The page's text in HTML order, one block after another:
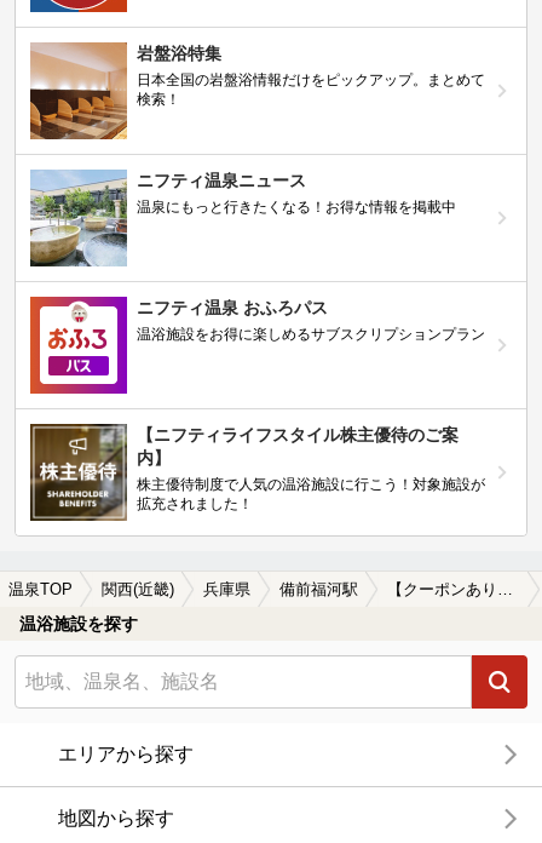
岩盤浴特集
日本全国の岩盤浴情報だけをピックアップ。まとめて
検索！
ニフティ温泉ニュース
温泉にもっと行きたくなる！お得な情報を掲載中
ニフティ温泉 おふろパス
温浴施設をお得に楽しめるサブスクリプションプラン
【ニフティライフスタイル株主優待のご案
内】
株主優待制度で人気の温浴施設に行こう！対象施設が
拡充されました！
温泉TOP 関西(近畿) 兵庫県 備前福河駅 【クーポンあり】切り傷に効能がある備前福河駅近くの温泉、日帰り温泉、スーパー銭湯おすすめ
温浴施設を探す
エリアから探す
地図から探す